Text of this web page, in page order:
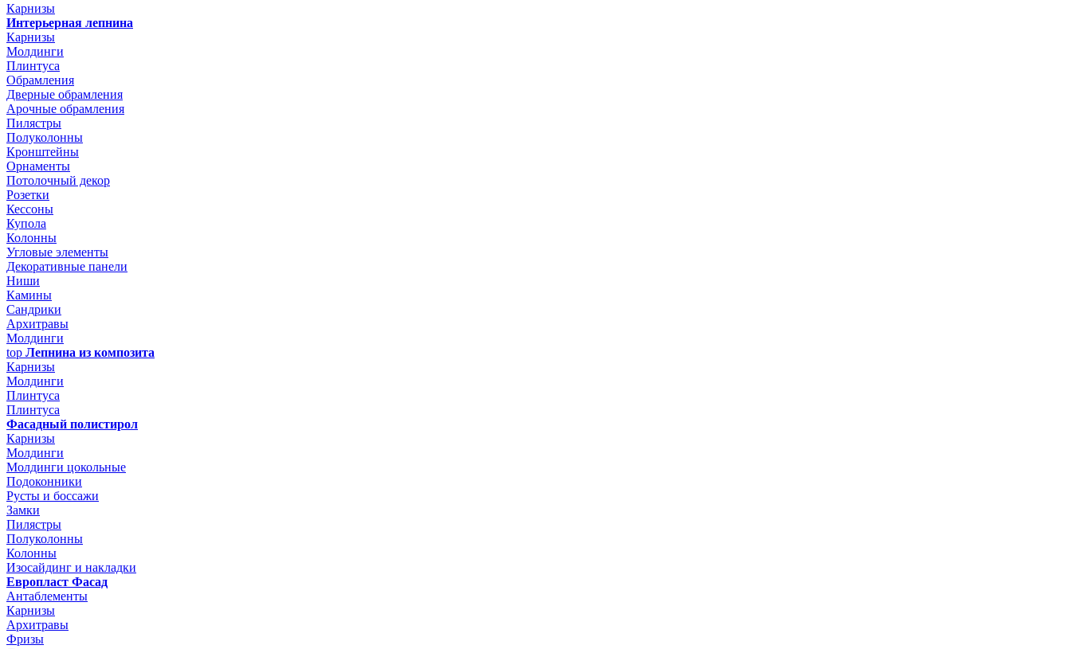
Карнизы
Интерьерная лепнина
Карнизы
Молдинги
Плинтуса
Обрамления
Дверные обрамления
Арочные обрамления
Пилястры
Полуколонны
Кронштейны
Орнаменты
Потолочный декор
Розетки
Кессоны
Купола
Колонны
Угловые элементы
Декоративные панели
Ниши
Камины
Сандрики
Архитравы
Молдинги
top Лепнина из композита
Карнизы
Молдинги
Плинтуса
Плинтуса
Фасадный полистирол
Карнизы
Молдинги
Молдинги цокольные
Подоконники
Русты и боссажи
Замки
Пилястры
Полуколонны
Колонны
Изосайдинг и накладки
Европласт Фасад
Антаблементы
Карнизы
Архитравы
Фризы